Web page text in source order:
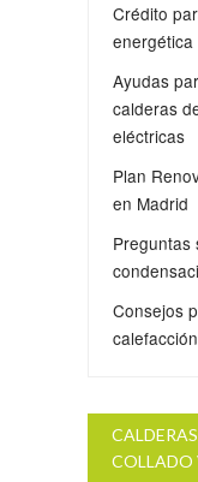
Crédito
energética
Ayudas
calderas
eléctricas
Plan
en Madrid
Preguntas
Consejos
calefacción
COLLADO